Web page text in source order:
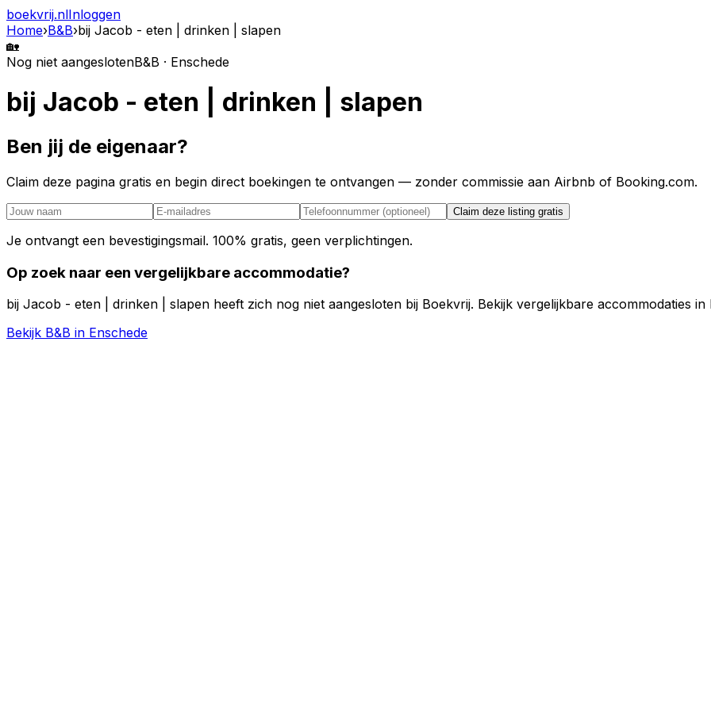
boekvrij.nlInloggen
Home›B&B›bij Jacob - eten | drinken | slapen
🏡
Nog niet aangeslotenB&B · Enschede
bij Jacob - eten | drinken | slapen
Ben jij de eigenaar?
Claim deze pagina gratis en begin direct boekingen te ontvangen — zonder commissie aan Airbnb of Booking.com.
Claim deze listing gratis
Je ontvangt een bevestigingsmail. 100% gratis, geen verplichtingen.
Op zoek naar een vergelijkbare accommodatie?
bij Jacob - eten | drinken | slapen heeft zich nog niet aangesloten bij Boekvrij. Bekijk vergelijkbare accommodaties in
Bekijk B&B in Enschede